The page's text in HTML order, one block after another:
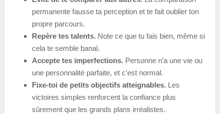
permanente fausse ta perception et te fait oublier ton
propre parcours.
Repère tes talents. Note ce que tu fais bien, même si
cela te semble banal.
Accepte tes imperfections. Personne n’a une vie ou
une personnalité parfaite, et c’est normal.
Fixe-toi de petits objectifs atteignables. Les
victoires simples renforcent la confiance plus
sûrement que les grands plans irréalistes.